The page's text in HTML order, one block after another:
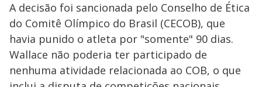
A decisão foi sancionada pelo Conselho de Ética
do Comitê Olímpico do Brasil (CECOB), que
havia punido o atleta por "somente" 90 dias.
Wallace não poderia ter participado de
nenhuma atividade relacionada ao COB, o que